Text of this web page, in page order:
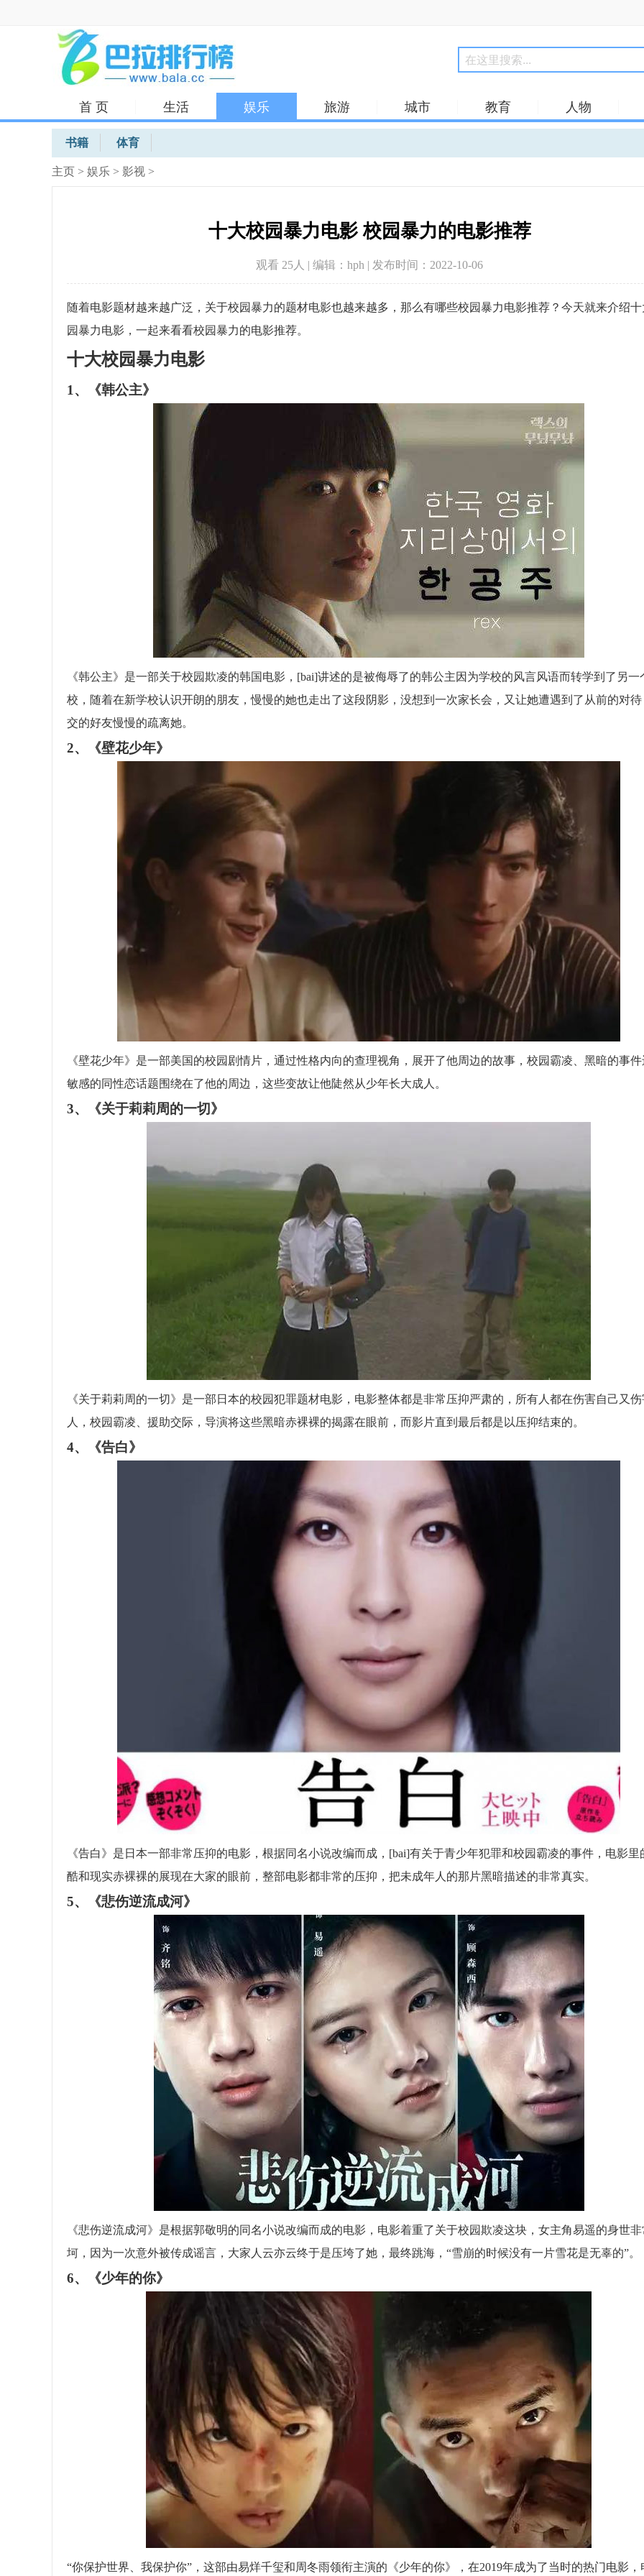
首 页 生活 娱乐 旅游 城市 教育
人物
体育
书籍 体育
主页 > 娱乐 > 影视 >
十大校园暴力电影 校园暴力的电影推荐
观看 25 人 | 编辑：hph | 发布时间：2022-10-06
随着电影题材越来越广泛，关于校园暴力的题材电影也越来越多，那么有哪些校园暴力电影推荐？今天就来介绍
园暴力电影，一起来看看校园暴力的电影推荐。
十大校园暴力电影
1、《韩公主》
《韩公主》是一部关于校园欺凌的韩国电影，[bai]讲述的是被侮辱了的韩公主因为学校的风言风语而转学到了另一
校，随着在新学校认识开朗的朋友，慢慢的她也走出了这段阴影，没想到一次家长会，又让她遭遇到了从前的对
交的好友慢慢的疏离她。
2、《壁花少年》
《壁花少年》是一部美国的校园剧情片，通过性格内向的查理视角，展开了他周边的故事，校园霸凌、黑暗的事
敏感的同性恋话题围绕在了他的周边，这些变故让他陡然从少年长大成人。
3、《关于莉莉周的一切》
《关于莉莉周的一切》是一部日本的校园犯罪题材电影，电影整体都是非常压抑严肃的，所有人都在伤害自己又
人，校园霸凌、援助交际，导演将这些黑暗赤裸裸的揭露在眼前，而影片直到最后都是以压抑结束的。
4、《告白》
《告白》是日本一部非常压抑的电影，根据同名小说改编而成，[bai]有关于青少年犯罪和校园霸凌的事件，电影里
酷和现实赤裸裸的展现在大家的眼前，整部电影都非常的压抑，把未成年人的那片黑暗描述的非常真实。
5、《悲伤逆流成河》
《悲伤逆流成河》是根据郭敬明的同名小说改编而成的电影，电影着重了关于校园欺凌这块，女主角易遥的身世
坷，因为一次意外被传成谣言，大家人云亦云终于是压垮了她，最终跳海，“雪崩的时候没有一片雪花是无辜的”。
6、《少年的你》
“你保护世界、我保护你”，这部由易烊千玺和周冬雨领衔主演的《少年的你》，在2019年成为了当时的热门电影，